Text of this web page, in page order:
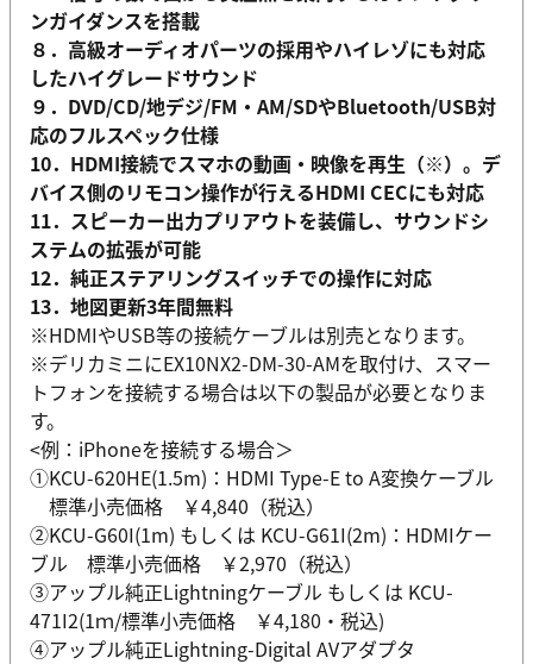
ンガイダンスを搭載
８．高級オーディオパーツの採用やハイレゾにも対応
したハイグレードサウンド
９．DVD/CD/地デジ/FM・AM/SDやBluetooth/USB対
応のフルスペック仕様
10．HDMI接続でスマホの動画・映像を再生（※）。デ
バイス側のリモコン操作が行えるHDMI CECにも対応
11．スピーカー出力プリアウトを装備し、サウンドシ
ステムの拡張が可能
12．純正ステアリングスイッチでの操作に対応
13．地図更新3年間無料
※HDMIやUSB等の接続ケーブルは別売となります。
※デリカミニにEX10NX2-DM-30-AMを取付け、スマー
トフォンを接続する場合は以下の製品が必要となりま
す。
<例：iPhoneを接続する場合＞
①KCU-620HE(1.5m)：HDMI Type-E to A変換ケーブル
標準小売価格 ￥4,840（税込）
②KCU-G60I(1m) もしくは KCU-G61I(2m)：HDMIケー
ブル 標準小売価格 ￥2,970（税込）
③アップル純正Lightningケーブル もしくは KCU-
471I2(1ｍ/標準小売価格 ￥4,180・税込)
④アップル純正Lightning-Digital AVアダプタ